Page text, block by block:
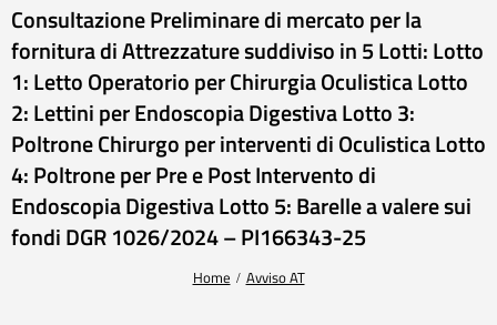
Consultazione Preliminare di mercato per la
fornitura di Attrezzature suddiviso in 5 Lotti: Lotto
1: Letto Operatorio per Chirurgia Oculistica Lotto
2: Lettini per Endoscopia Digestiva Lotto 3:
Poltrone Chirurgo per interventi di Oculistica Lotto
4: Poltrone per Pre e Post Intervento di
Endoscopia Digestiva Lotto 5: Barelle a valere sui
fondi DGR 1026/2024 – PI166343-25
Home Avviso AT